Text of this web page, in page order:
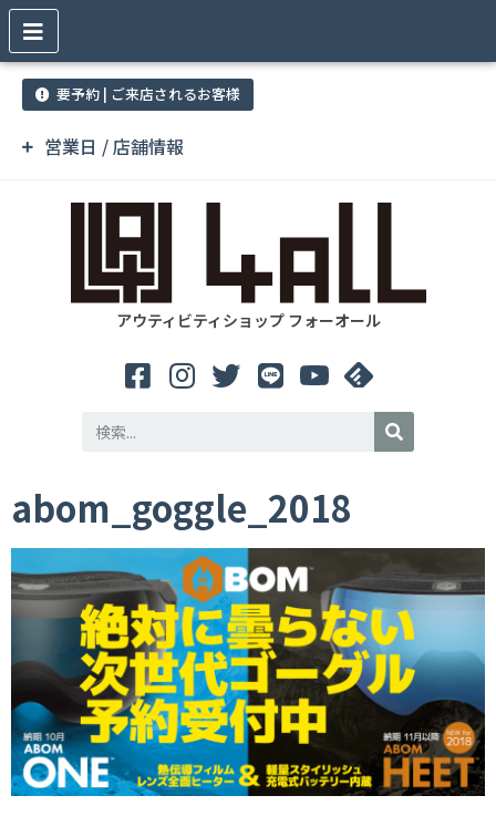
営業日 / 店舗情報
要予約 | ご来店されるお客様
アウティビティショップ フォーオール
abom_goggle_2018